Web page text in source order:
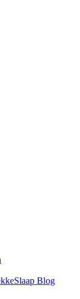
Blog